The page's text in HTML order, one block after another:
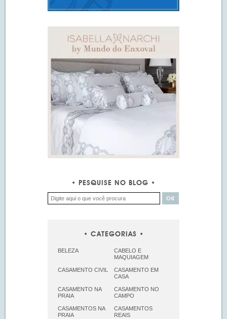
PESQUISE NO BLOG
CATEGORIAS
BELEZA
CABELO E
MAQUIAGEM
CASAMENTO CIVIL
CASAMENTO EM
CASA
CASAMENTO NA
PRAIA
CASAMENTO NO
CAMPO
CASAMENTOS NA
PRAIA
CASAMENTOS
REAIS